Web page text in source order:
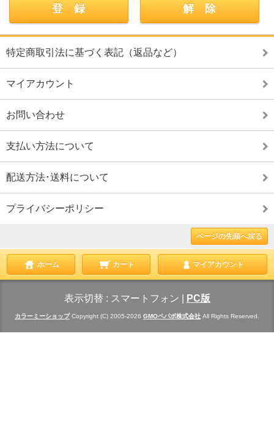
特定商取引法に基づく表記（返品など）
マイアカウント
お問い合わせ
支払い方法について
配送方法･送料について
プライバシーポリシー
ページの先頭へ戻る
ホーム カート マイアカウント
表示切替 : スマートフォン PC版
カラーミーショップCopyright (C) 2005-2026 GMOペパボ株式会社 All Rights Reserved.